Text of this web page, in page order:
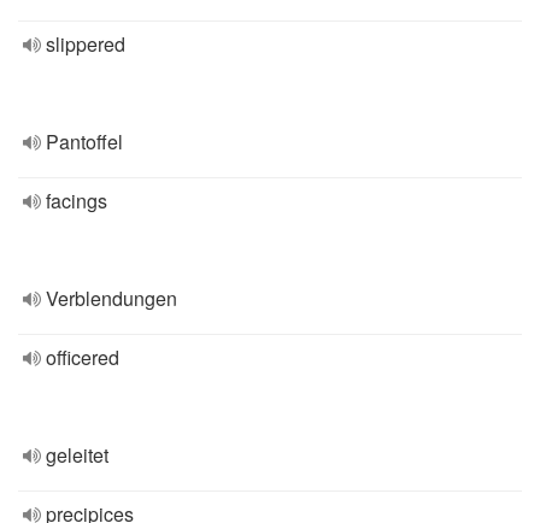
slippered
Pantoffel
facings
Verblendungen
officered
geleitet
precipices